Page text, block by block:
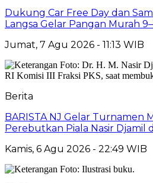
Dukung Car Free Day dan
Langsa Gelar Pangan Murah
Jumat, 7 Agu 2026 - 11:13 WIB
Berita
BARISTA NJ Gelar Turnamen
Perebutkan Piala Nasir Djamil
Kamis, 6 Agu 2026 - 22:49 WIB